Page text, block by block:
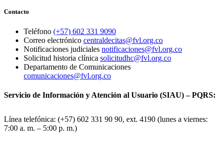
Contacto
Teléfono (+57) 602 331 9090
Correo electrónico centraldecitas@fvl.org.co
Notificaciones judiciales notificaciones@fvl.org.co
Solicitud historia clínica solicitudhc@fvl.org.co
Departamento de Comunicaciones
comunicaciones@fvl.org.co
Servicio de Información y Atención al Usuario (SIAU) – PQRS:
Línea telefónica: (+57) 602 331 90 90, ext. 4190 (lunes a viernes:
7:00 a. m. – 5:00 p. m.)